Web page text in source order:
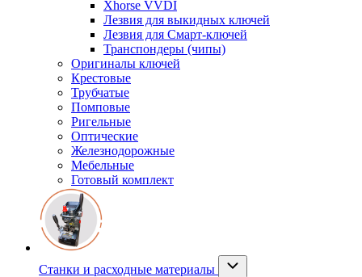
Xhorse VVDI
Лезвия для выкидных ключей
Лезвия для Смарт-ключей
Транспондеры (чипы)
Оригиналы ключей
Крестовые
Трубчатые
Помповые
Ригельные
Оптические
Железнодорожные
Мебельные
Готовый комплект
Станки и расходные материалы